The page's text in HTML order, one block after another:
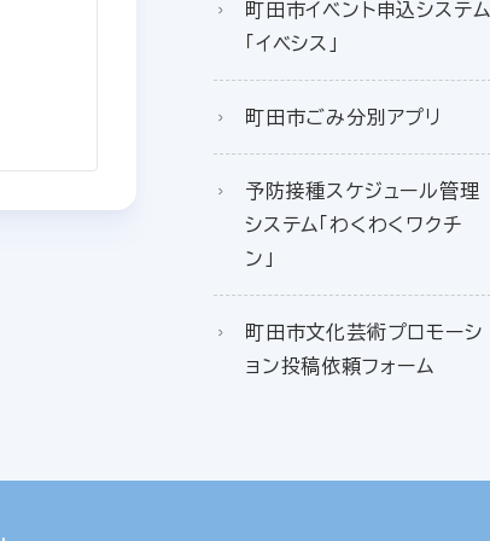
町田市イベント申込システム
「イベシス」
町田市ごみ分別アプリ
予防接種スケジュール管理
システム「わくわくワクチ
ン」
町田市文化芸術プロモーシ
ョン投稿依頼フォーム